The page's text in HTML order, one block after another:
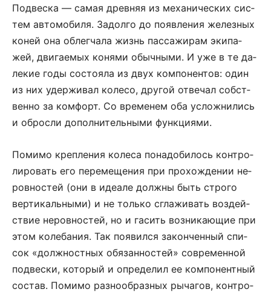
Под­ве­с­ка — са­мая древ­няя из ме­ха­ни­че­с­ких си­с­
тем ав­то­мо­би­ля. За­дол­го до по­яв­ле­ния же­лез­ных
ко­ней она об­лег­ча­ла жизнь пас­са­жи­рам эки­па­
жей, дви­га­е­мых ко­ня­ми обычны­ми. И уже в те да­
ле­кие го­ды со­сто­я­ла из двух ком­по­нен­тов: один
из них удержи­вал ко­ле­со, дру­гой от­ве­чал соб­ст­
вен­но за ком­форт. Со вре­ме­нем оба усложнились
и об­росли до­пол­ни­тель­ны­ми функ­ци­я­ми.
По­ми­мо креп­ле­ния ко­ле­са по­на­до­би­лось кон­тро­
ли­ро­вать его пе­ре­ме­ще­ния при прохож­де­нии не­
ров­но­с­тей (они в иде­а­ле долж­ны быть стро­го
вер­ти­каль­ны­ми) и не только сгла­жи­вать воз­дей­
ст­вие не­ров­но­с­тей, но и га­сить воз­ни­ка­ю­щие при
этом колеба­ния. Так по­явил­ся за­кон­чен­ный спи­
сок «долж­но­ст­ных обя­зан­но­с­тей» современной
под­ве­с­ки, ко­то­рый и оп­ре­де­лил ее ком­по­нент­ный
со­став. По­ми­мо разнооб­раз­ных ры­ча­гов, кон­тро­